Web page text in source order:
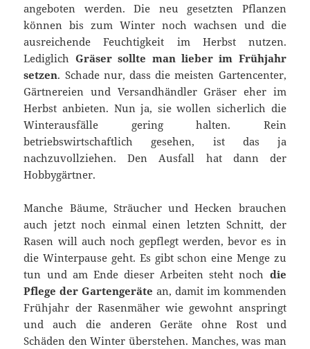
angeboten werden. Die neu gesetzten Pflanzen
können bis zum Winter noch wachsen und die
ausreichende Feuchtigkeit im Herbst nutzen.
Lediglich Gräser sollte man lieber im Frühjahr
setzen. Schade nur, dass die meisten Gartencenter,
Gärtnereien und Versandhändler Gräser eher im
Herbst anbieten. Nun ja, sie wollen sicherlich die
Winterausfälle gering halten. Rein
betriebswirtschaftlich gesehen, ist das ja
nachzuvollziehen. Den Ausfall hat dann der
Hobbygärtner.
Manche Bäume, Sträucher und Hecken brauchen
auch jetzt noch einmal einen letzten Schnitt, der
Rasen will auch noch gepflegt werden, bevor es in
die Winterpause geht. Es gibt schon eine Menge zu
tun und am Ende dieser Arbeiten steht noch die
Pflege der Gartengeräte an, damit im kommenden
Frühjahr der Rasenmäher wie gewohnt anspringt
und auch die anderen Geräte ohne Rost und
Schäden den Winter überstehen. Manches, was man